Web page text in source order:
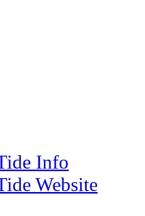
Info
Website